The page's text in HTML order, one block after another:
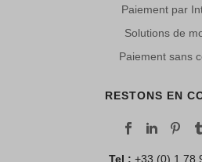
Paiement par
Solutions de
Paiement sans
RESTONS EN
Tel : +33 (0) 1 78